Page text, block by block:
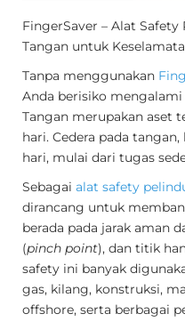
FingerSaver – Alat
Tangan untuk
Tanpa menggunakan
Anda berisiko mengalami
Tangan merupakan aset
hari. Cedera pada
hari, mulai dari tugas
Sebagai alat safety
dirancang untuk
berada pada jarak aman
(pinch point), dan titik
safety ini banyak
gas, kilang, konstruksi,
offshore, serta berbagai